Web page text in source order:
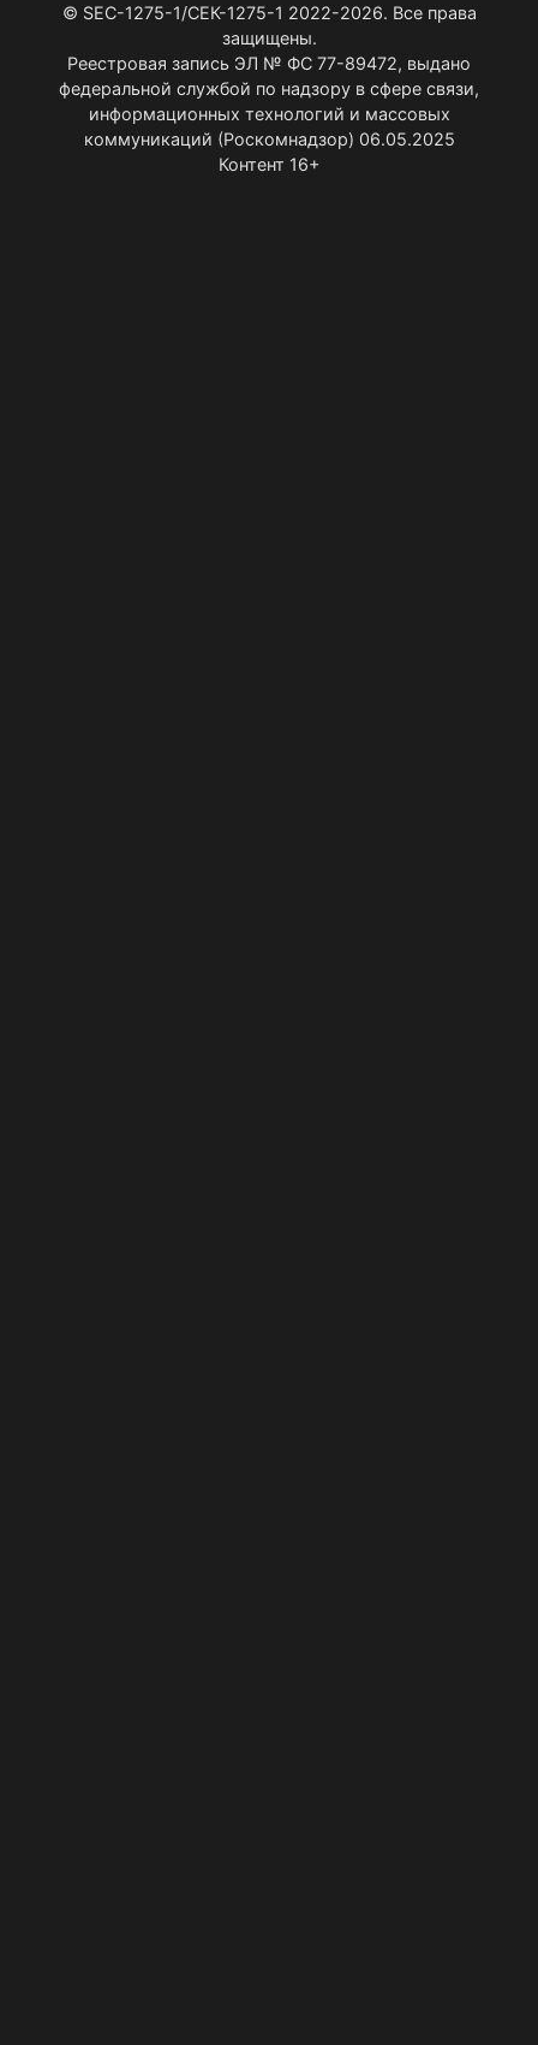
© SEC-1275-1/СЕК-1275-1 2022-2026. Все права
защищены.
Реестровая запись ЭЛ № ФС 77-89472, выдано
федеральной службой по надзору в сфере связи,
информационных технологий и массовых
коммуникаций (Роскомнадзор) 06.05.2025
Контент 16+